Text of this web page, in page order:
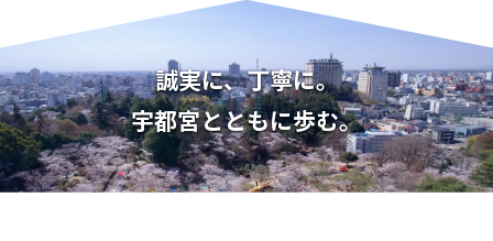
誠実に、丁寧に。
宇都宮とともに歩む。